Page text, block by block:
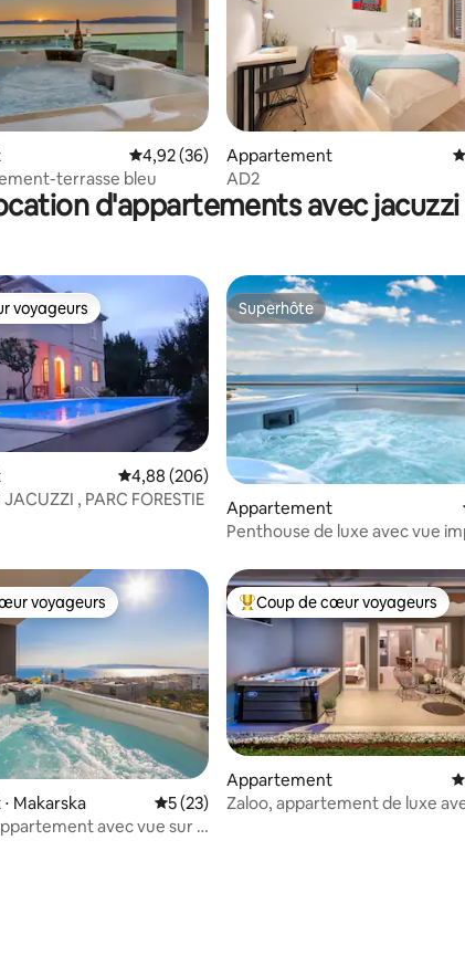
de 146 commentaires : 4,97 sur 5
Évaluation moyenne sur la base de 36
4,92 (36)
terrasse bleu
Appartement
AD2
d'appartements avec jacuzzi
de 120 commentaires : 4,93 sur 5
voyageurs
voyageurs
Évaluation moyenne sur la base de 206
4,88 (206)
, PARC FORESTIE
Superhôte
Superhôte
Appartement
Penthouse de luxe avec vue
de 250 commentaires : 4,83 sur 5
voyageurs les plus appréciés
voyageurs
Makarska Évaluation moyenne sur la base de 23
5 (23)
avec vue sur la
Coups de cœur voyageurs les
Coup de cœur voyageurs
Appartement
Zaloo, appartement de luxe